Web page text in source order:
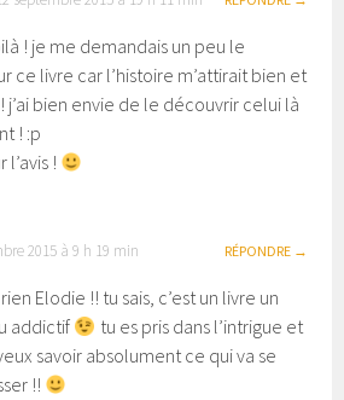
! je me demandais un peu le
ce livre car l’histoire m’attirait bien et
j’ai bien envie de le découvrir celui là
! :p
l’avis !
2015 à 9 h 19 min RÉPONDRE
Elodie !! tu sais, c’est un livre un
addictif
tu es pris dans l’intrigue et
savoir absolument ce qui va se
!!